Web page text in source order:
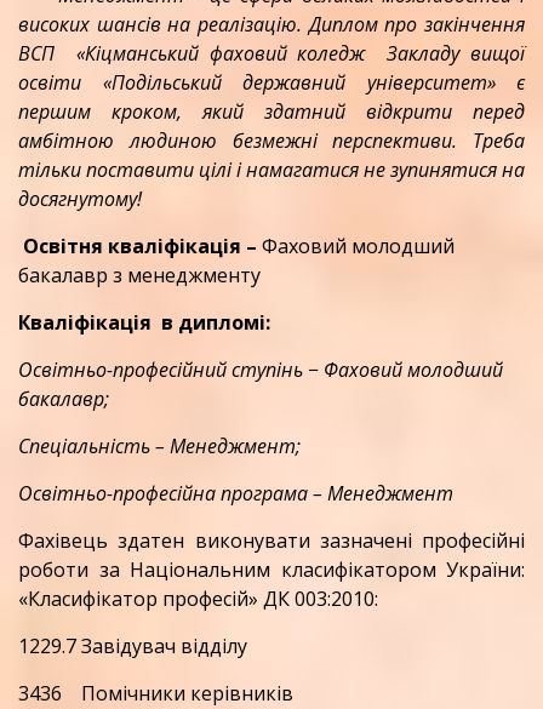
високих шансів на реалізацію. Диплом про закінчення
ВСП «Кіцманський фаховий коледж Закладу вищої
освіти «Подільський державний університет»
є
першим кроком, який здатний відкрити перед
амбітною людиною безмежні перспективи. Треба
тільки поставити цілі і намагатися не зупинятися на
досягнутому!
Освітня кваліфікація – Фаховий молодший
бакалавр з менеджменту
Кваліфікація в дипломі:
Освітньо-професійний ступінь − Фаховий молодший
бакалавр;
Спеціальність – Менеджмент;
Освітньо-професійна програма – Менеджмент
Фахівець здатен виконувати зазначені професійні
роботи за Національним класифікатором України:
«Класифікатор професій» ДК 003:2010:
1229.7 Завідувач відділу
3436 Помічники керівників